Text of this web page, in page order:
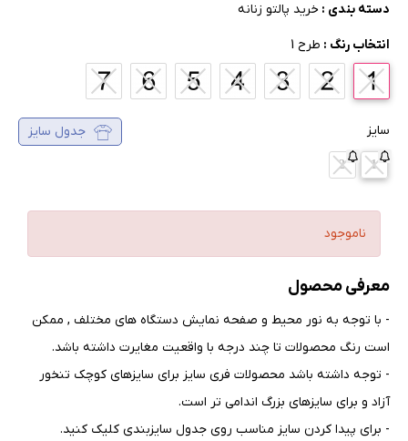
دسته بندی : خرید پالتو زنانه
انتخاب رنگ : طرح 1
سایز جدول سایز
1
2
ناموجود
معرفی محصول
- با توجه به نور محیط و صفحه نمایش دستگاه های مختلف , ممکن
است رنگ محصولات تا چند درجه با واقعیت مغایرت داشته باشد.
- توجه داشته باشد محصولات فری سایز برای سایزهای کوچک تنخور
آزاد و برای سایزهای بزرگ اندامی تر است.
- برای پیدا کردن سایز مناسب روی جدول سایزبندی کلیک کنید.